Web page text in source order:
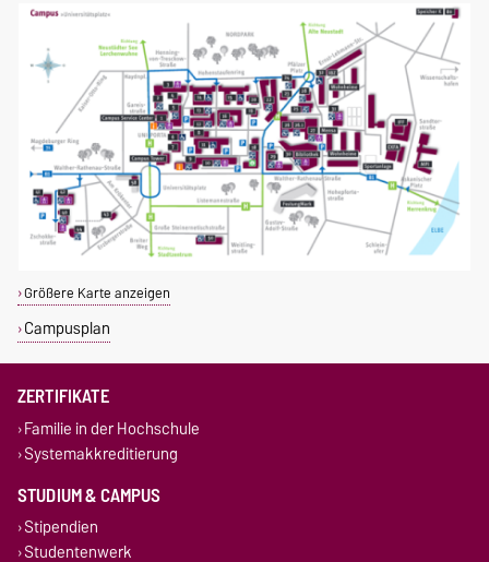
Größere Karte anzeigen
Campusplan
ZERTIFIKATE
Familie in der Hochschule
Systemakkreditierung
STUDIUM & CAMPUS
Stipendien
Studentenwerk